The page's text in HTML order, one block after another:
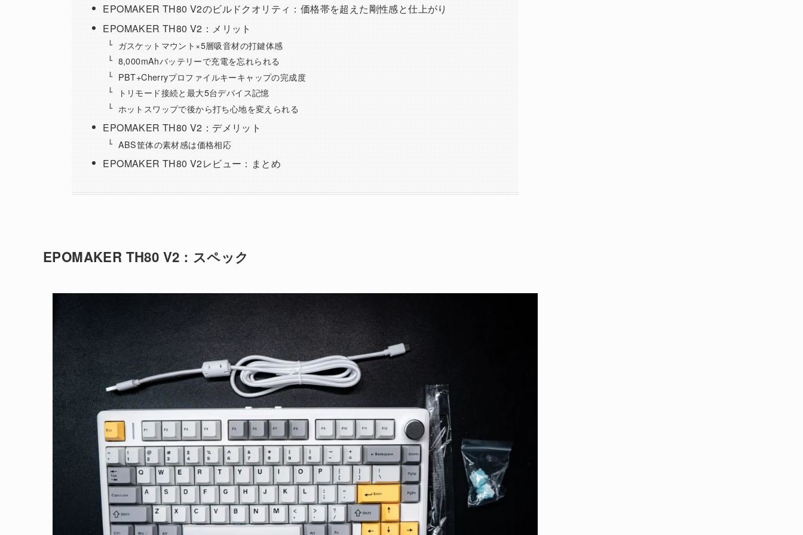
EPOMAKER TH80 V2のビルドクオリティ：価格帯を超えた剛性感と仕上がり
EPOMAKER TH80 V2：メリット
ガスケットマウント×5層吸音材の打鍵体感
8,000mAhバッテリーで充電を忘れられる
PBT+Cherryプロファイルキーキャップの完成度
トリモード接続と最大5台デバイス記憶
ホットスワップで後から打ち心地を変えられる
EPOMAKER TH80 V2：デメリット
ABS筐体の素材感は価格相応
EPOMAKER TH80 V2レビュー：まとめ
EPOMAKER TH80 V2：スペック